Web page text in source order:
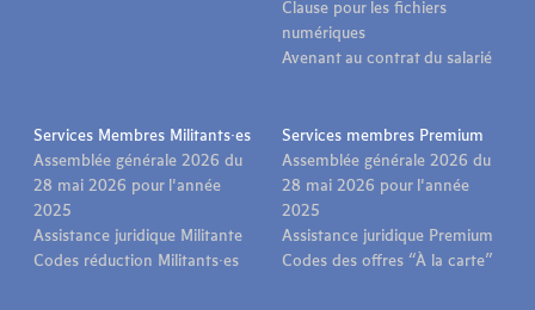
Clause pour les fichiers
numériques
Avenant au contrat du salarié
Services Membres Militants·es
Assemblée générale 2026 du
28 mai 2026 pour l'année
2025
Assistance juridique Militante
Codes réduction Militants·es
Services membres Premium
Assemblée générale 2026 du
28 mai 2026 pour l'année
2025
Assistance juridique Premium
Codes des offres “À la carte”